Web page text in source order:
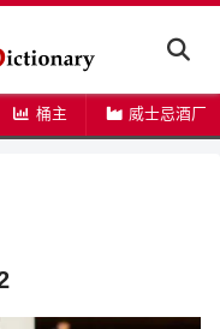
桶主 威士忌酒厂